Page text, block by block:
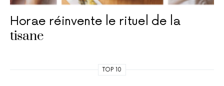
Horae réinvente le rituel de la
tisane
TOP 10